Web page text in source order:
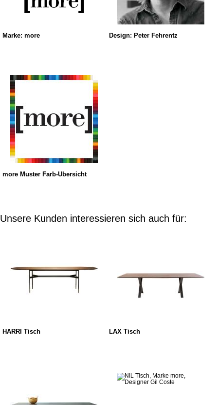
Marke: more Design: Peter Fehrentz
more Muster Farb-Übersicht
Unsere Kunden interessieren sich auch für:
HARRI Tisch LAX Tisch